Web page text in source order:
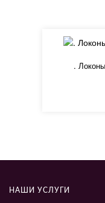
.
НАШИ УСЛУГИ